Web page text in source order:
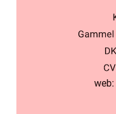
web: